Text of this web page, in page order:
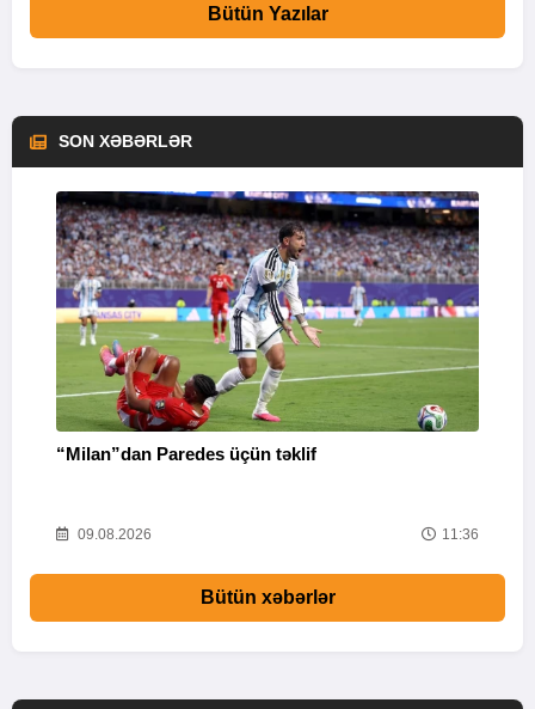
Bütün Yazılar
SON XƏBƏRLƏR
“Milan”dan Paredes üçün təklif
09.08.2026 11:36
Bütün xəbərlər